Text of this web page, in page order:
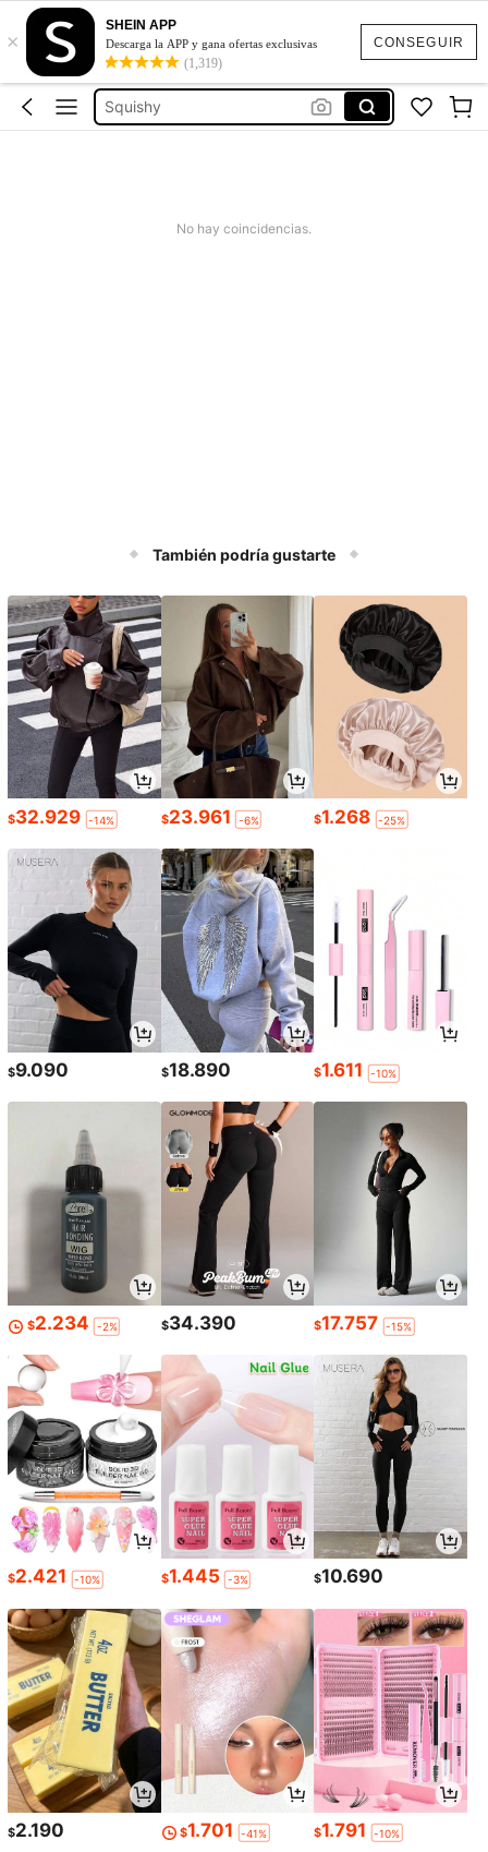
CONSEGUIR
×
SHEIN APP
Descarga la APP y gana ofertas exclusivas
(1,319)
Jeans Mujer
Squishies
Squishy
No hay coincidencias.
También podría gustarte
$32.929 -14% $23.961 -6% $1.268 -25%
$9.090 $18.890 $1.611 -10%
$2.234 -2% $34.390 $17.757 -15%
$2.421 -10% $1.445 -3% $10.690
$2.190 $1.701 -41% $1.791 -10%